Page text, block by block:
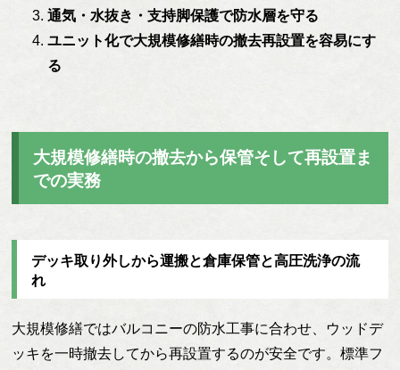
通気・水抜き・支持脚保護で防水層を守る
ユニット化で大規模修繕時の撤去再設置を容易にす
る
大規模修繕時の撤去から保管そして再設置ま
での実務
デッキ取り外しから運搬と倉庫保管と高圧洗浄の流
れ
大規模修繕ではバルコニーの防水工事に合わせ、ウッドデ
ッキを一時撤去してから再設置するのが安全です。標準フ